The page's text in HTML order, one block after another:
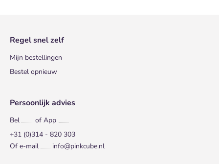
Regel snel zelf
Mijn bestellingen
Bestel opnieuw
Persoonlijk advies
Bel
of App
+31 (0)314 - 820 303
Of e-mail
info@pinkcube.nl